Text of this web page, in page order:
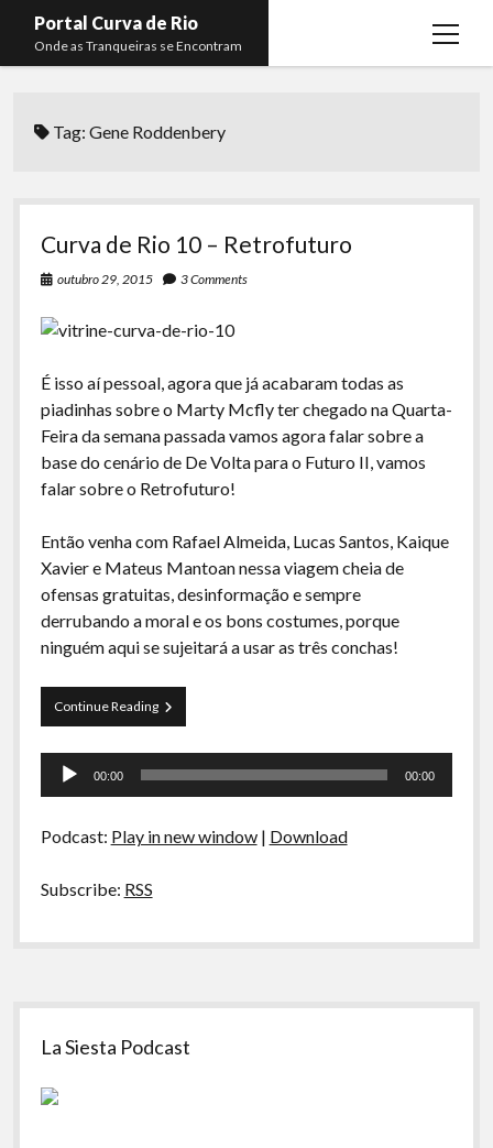
Portal Curva de Rio
Onde as Tranqueiras se Encontram
open
menu
Curva de Rio
Boca do Lixo
Rachão na Beira do RIo
Arquivo CDR
Papo Tranqueira
A Ripa É a Lei
Especiais
Preliminares
Membros
Rafael Almeida
Tag:Gene Roddenbery
Curva de Rio 10 – Retrofuturo
outubro 29, 2015 3 Comments
É isso aí pessoal, agora que já acabaram todas as
piadinhas sobre o Marty Mcfly ter chegado na Quarta-
Feira da semana passada vamos agora falar sobre a
base do cenário de De Volta para o Futuro II, vamos
falar sobre o Retrofuturo!
Então venha com Rafael Almeida, Lucas Santos, Kaique
Xavier e Mateus Mantoan nessa viagem cheia de
ofensas gratuitas, desinformação e sempre
derrubando a moral e os bons costumes, porque
ninguém aqui se sujeitará a usar as três conchas!
Continue ReadingCurva
de
–
Tocador
00:00 00:00
Podcast: Play in new window| Download
Subscribe: RSS
Sidebar
La Siesta Podcast